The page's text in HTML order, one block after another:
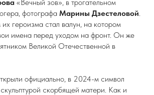
«Вечный зов», в трогательном
фотографа Марины Дзестеловой.
героизма стал валун, на котором
имена перед уходом на фронт. Он же
Великой Отечественной в
официально, в 2024-м символ
скорбящей матери. Как и